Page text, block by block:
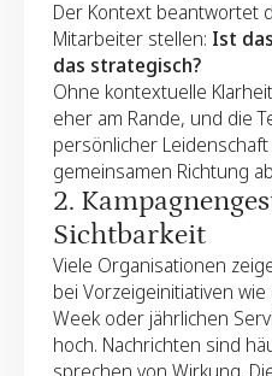
Der Kontext beantwortet
Mitarbeiter stellen: Ist
das strategisch?
Ohne kontextuelle
eher am Rande, und die
persönlicher
gemeinsamen Richtung
2.
Sichtbarkeit
Viele Organisationen
bei Vorzeigeinitiativen
Week oder jährlichen
hoch. Nachrichten sind